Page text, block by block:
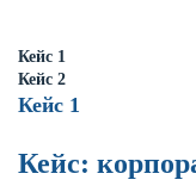
Кейс 1
Кейс 2
Кейс 1
Кейс: